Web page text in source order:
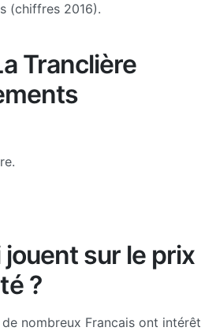
(chiffres 2016).
Tranclière
sur le prix
?
nombreux Francais ont intérêt